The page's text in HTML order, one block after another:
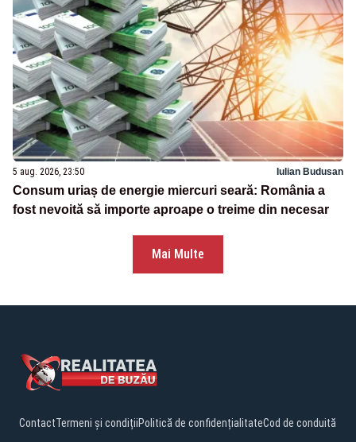
5 aug. 2026, 23:50 Iulian Budusan
Consum uriaș de energie miercuri seară: România a
fost nevoită să importe aproape o treime din necesar
Mai Multe
ContactTermeni și condițiiPolitică de confidențialitateCod de conduită